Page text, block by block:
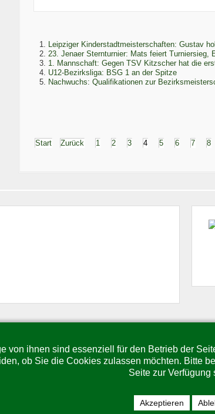
Leipziger Kinderstadtmeisterschaften: Gustav
23. Jenaer Sternturnier: Mats feiert Turniersieg,
1. Mannschaft: Gegen TSV Kitzscher hat die
U12-Bezirksliga: BSG 1 an der Spitze
Nachwuchs: Qualifikationen zur
Start Zurück 1 2 3 4 5 6 7 8
© Brettspielgemeinschaft Grün-
von ihnen sind essenziell für den Betrieb der
ob Sie die Cookies zulassen möchten. Bitte
Seite zur Verfügung
Akzeptieren